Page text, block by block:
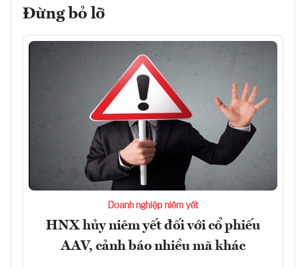
Đừng bỏ lỡ
Doanh nghiệp niêm yết
HNX hủy niêm yết đối với cổ phiếu
AAV, cảnh báo nhiều mã khác